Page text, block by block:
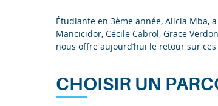
Étudiante en 3ème année, Alicia Mba,
Mancicidor, Cécile Cabrol, Grace
nous offre aujourd’hui le retour sur
CHOISIR UN